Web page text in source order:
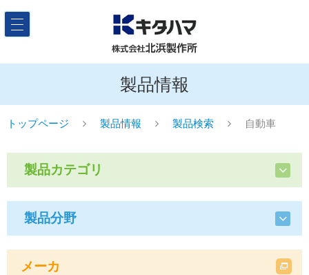
製品情報
トップページ 製品情報 製品検索 自動車
製品カテゴリ
製品分野
メーカ